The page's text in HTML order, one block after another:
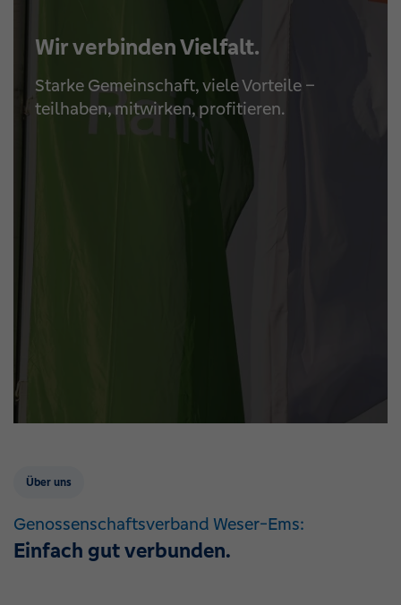
Wir verbinden Vielfalt.
Starke Gemeinschaft, viele Vorteile –
teilhaben, mitwirken, profitieren.
Über uns
Genossenschaftsverband Weser-Ems:
Einfach gut verbunden.